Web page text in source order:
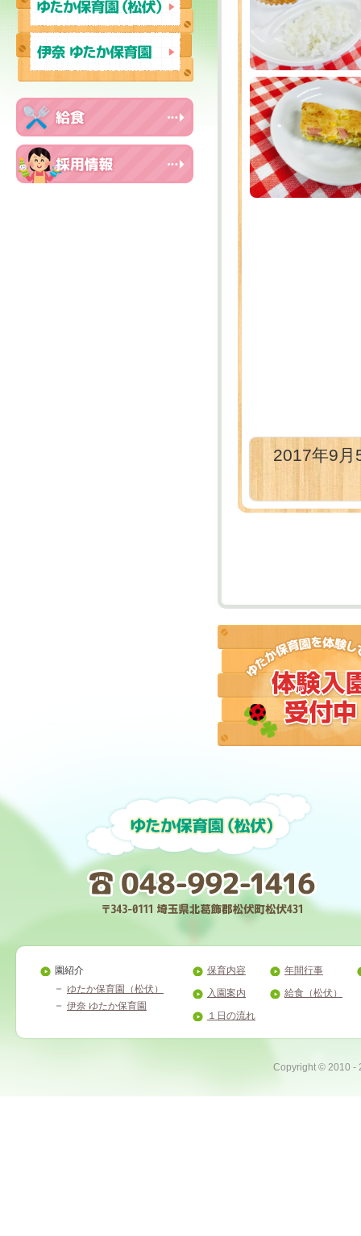
2017年9
園紹介
ゆたか保育園（松伏）
伊奈 ゆたか保育園
保育内容
入園案内
１日の流れ
年間行事
給食（松伏）
Copyright © 2010 -